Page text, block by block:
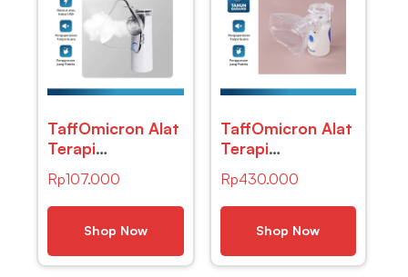
TaffOmicron Alat
Terapi
Nebulizer Inhaler-
JSL-W301
Rp107.000
Shop Now
TaffOmicron Alat
Terapi
Inhale Nebulizer
– YM-3R9
Rp430.000
Shop Now